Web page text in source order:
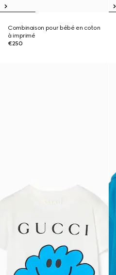
Combinaison pour bébé en coton
à imprimé
€250